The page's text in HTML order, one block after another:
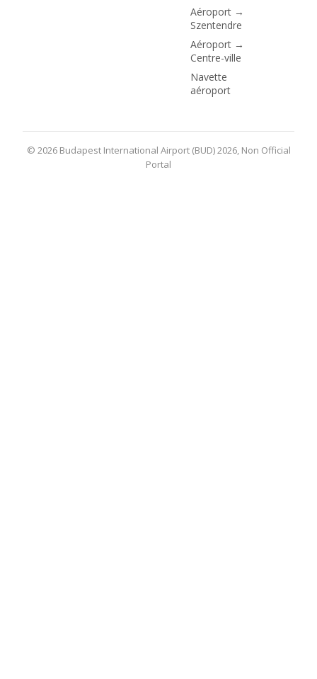
Aéroport →
Szentendre
Aéroport →
Centre-ville
Navette
aéroport
© 2026 Budapest International Airport (BUD) 2026, Non Official
Portal